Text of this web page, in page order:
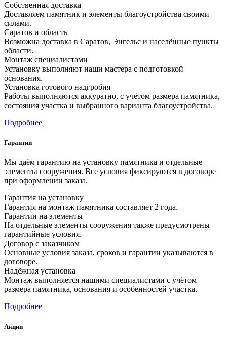
Собственная доставка
Доставляем памятник и элементы благоустройства своими
силами.
Саратов и область
Возможна доставка в Саратов, Энгельс и населённые пункты
области.
Монтаж специалистами
Установку выполняют наши мастера с подготовкой
основания.
Установка готового надгробия
Работы выполняются аккуратно, с учётом размера памятника,
состояния участка и выбранного варианта благоустройства.
Подробнее
Гарантии
Мы даём гарантию на установку памятника и отдельные
элементы сооружения. Все условия фиксируются в договоре
при оформлении заказа.
Гарантия на установку
Гарантия на монтаж памятника составляет 2 года.
Гарантии на элементы
На отдельные элементы сооружения также предусмотрены
гарантийные условия.
Договор с заказчиком
Основные условия заказа, сроков и гарантии указываются в
договоре.
Надёжная установка
Монтаж выполняется нашими специалистами с учётом
размера памятника, основания и особенностей участка.
Подробнее
Акции